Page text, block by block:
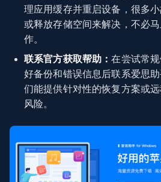
理应用缓存并重启设备，很多
或释放存储空间来解决，不必
作。
联系官方获取帮助：在尝试常
好备份和错误信息后联系爱思
们能提供针对性的恢复方案或
风险。